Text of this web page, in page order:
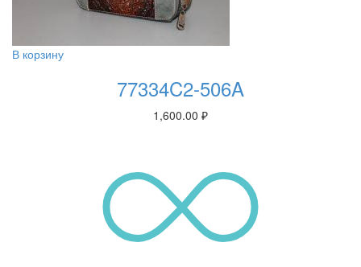
В корзину
77334C2-506A
1,600.00 ₽